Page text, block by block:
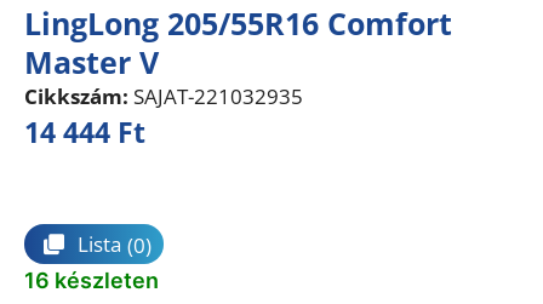
LingLong 205/55R16 Comfort
Master V
Cikkszám: SAJAT-221032935
14 444 Ft
Lista (0)
16 készleten